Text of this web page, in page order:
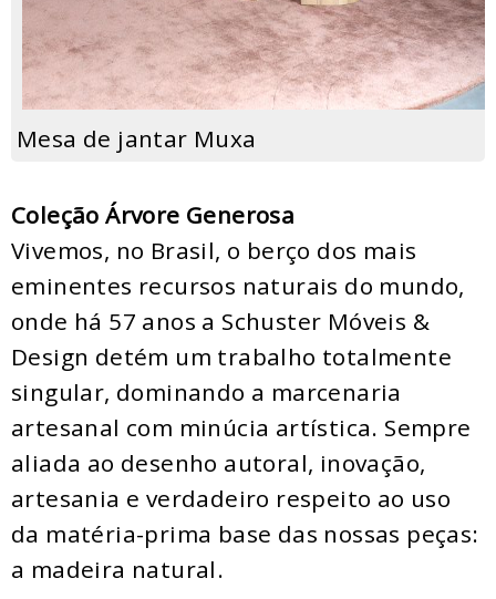
Mesa de jantar Muxa
Coleção Árvore Generosa
Vivemos, no Brasil, o berço dos mais
eminentes recursos naturais do mundo,
onde há 57 anos a Schuster Móveis &
Design detém um trabalho totalmente
singular, dominando a marcenaria
artesanal com minúcia artística. Sempre
aliada ao desenho autoral, inovação,
artesania e verdadeiro respeito ao uso
da matéria-prima base das nossas peças:
a madeira natural.